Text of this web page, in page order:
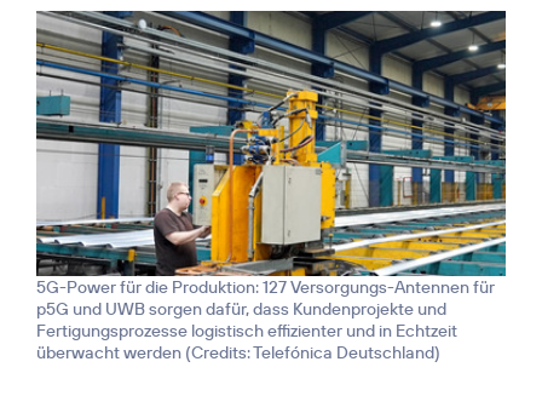
5G-Power für die Produktion: 127 Versorgungs-Antennen für
p5G und UWB sorgen dafür, dass Kundenprojekte und
Fertigungsprozesse logistisch effizienter und in Echtzeit
überwacht werden (Credits: Telefónica Deutschland)